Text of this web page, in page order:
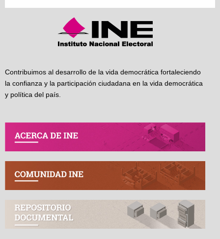
Contribuimos al desarrollo de la vida democrática fortaleciendo
la confianza y la participación ciudadana en la vida democrática
y política del país.